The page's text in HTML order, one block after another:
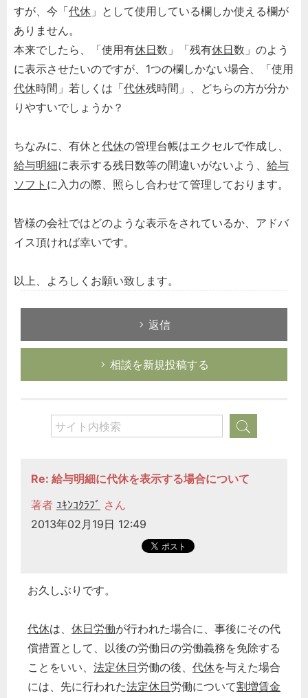
すが、今「代休 」として使用している欄しか使える欄が
ありません。
本来でしたら、「使用有休日数」「残有休日数」のよう
に表示させたいのですが、1つの欄しかない場合、「使用
代休時間」若しくは「代休残時間」、どちらの方が分か
りやすいでしょうか？
ちなみに、有休と代休の管理台帳はエクセルで作成し、
給与明細に表示する残日数等の間違いがないよう、 給与
ソフト に入力の際、照らし合わせて管理しております。
皆様の会社ではどのような表示をされているか、アドバ
イス頂ければ幸いです。
以上、よろしくお願い致します。
返信
相談を新規投稿する
Re: 給与明細に代休を表示する場合について
著者 ﾕｷﾝｺｸﾗﾌﾞ さん
2013年02月19日 12:49
お久しぶりです。
代休は、 休日労働が行われた場合に、事後にその代
償措置として、以後の労働日の労働義務を免除する
ことをいい、 法定休日労働の後、 代休を与えた場合
には、先に行われた法定休日労働について割増賃金